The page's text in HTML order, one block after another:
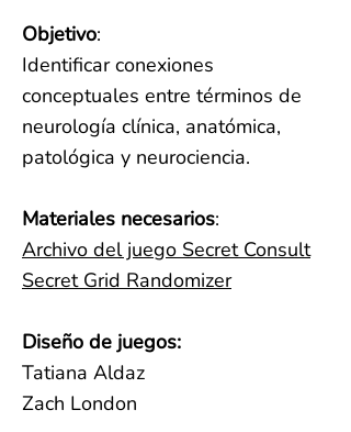
Objetivo:
Identificar conexiones
conceptuales entre términos de
neurología clínica, anatómica,
patológica y neurociencia.
Materiales necesarios:
Archivo del juego Secret Consult
Secret Grid Randomizer
Diseño de juegos:
Tatiana Aldaz
Zach London